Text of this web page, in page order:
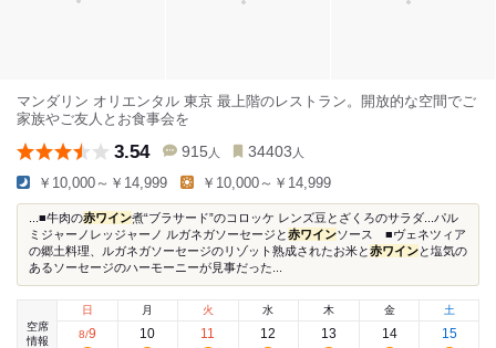
マンダリン オリエンタル 東京 最上階のレストラン。開放的な空間でご
家族やご友人とお食事会を
3.54 915 人 34403 人
￥10,000～￥14,999 ￥10,000～￥14,999
...■牛肉の赤ワイン煮“ブラサード”のコロッケ レンズ豆とざくろのサラダ...パル
ミジャーノレッジャーノ ルガネガソーセージと赤ワインソース ■ヴェネツィア
の郷土料理、ルガネガソーセージのリゾット熟成されたお米と赤ワインと塩気の
あるソーセージのハーモーニーが見事だった...
空席
情報
日
8/9
月
10
火
11
水
12
木
13
金
14
土
15